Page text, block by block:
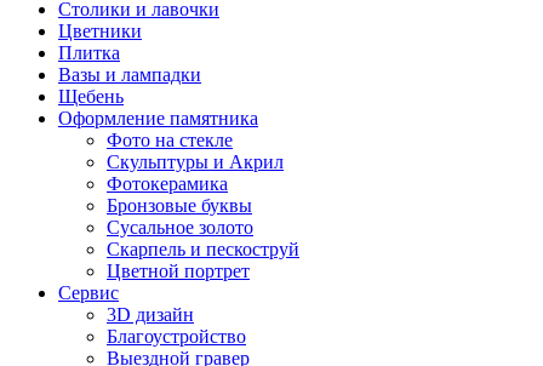
Столики и лавочки
Цветники
Плитка
Вазы и лампадки
Щебень
Оформление памятника
Фото на стекле
Скульптуры и Акрил
Фотокерамика
Бронзовые буквы
Сусальное золото
Скарпель и пескоструй
Цветной портрет
Сервис
3D дизайн
Благоустройство
Выездной гравер